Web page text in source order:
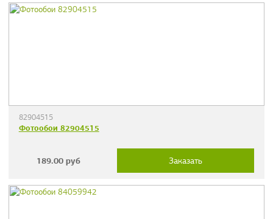
82904515
Фотообои 82904515
189.00 руб Заказать